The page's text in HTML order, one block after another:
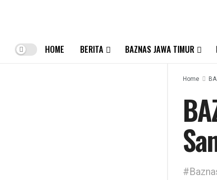
HOME BERITA BAZNAS JAWA TIMUR
Home